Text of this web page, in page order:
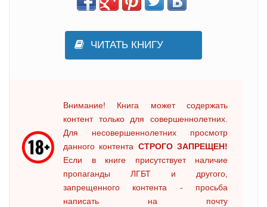
ЧИТАТЬ КНИГУ
Внимание! Книга может содержать
контент только для совершеннолетних.
Для несовершеннолетних просмотр
данного контента СТРОГО ЗАПРЕЩЕН!
Если в книге присутствует наличие
пропаганды ЛГБТ и другого,
запрещенного контента - просьба
написать на почту